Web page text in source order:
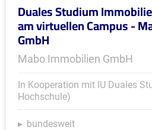
Duales Studium
am virtuellen Campus -
GmbH
Mabo Immobilien GmbH
In Kooperation mit IU Duales
Hochschule)
bundesweit